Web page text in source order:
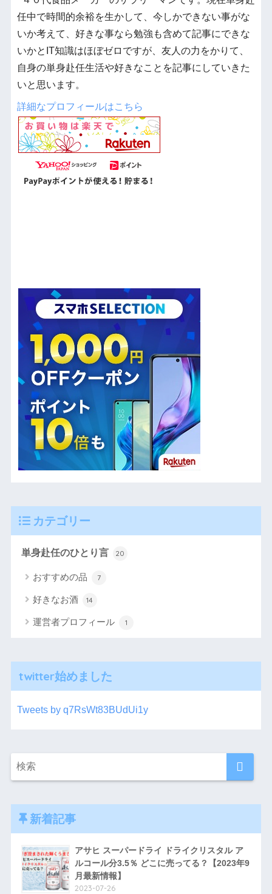
任中で時間的余裕を生かして、今しかできない事がな
いか考えて、好きな事なら勉強も含めて記事にできな
いかとIT知識はほぼゼロですが、友人の力をかりて、
自身の単身赴任生活や好きなことを記事にしていきた
いと思います。
詳細なプロフィールはこちら
カテゴリー
単身赴任のひとり言 20
おすすめの品 7
好きなお酒 14
運営者プロフィール 1
twitter始めました
Tweets by q7RsWt83BUdUi1y
新着記事
アサヒ スーパードライ ドライクリスタル ア
ルコール分3.5％ どこに売ってる？【2023年9
月最新情報】
2023-07-26